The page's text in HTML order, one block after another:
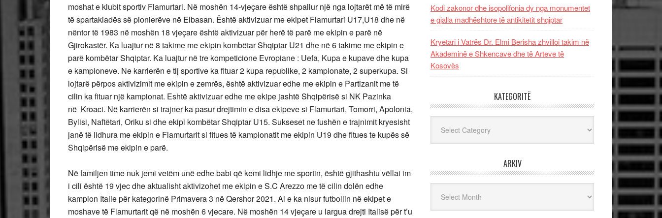
moshat e klubit sportiv Flamurtari. Në moshën 14-vjeçare është shpallur një nga lojtarët më të mirë
të spartakiadës së pionierëve në Elbasan. Është aktivizuar me ekipet Flamurtari U17,U18 dhe në
nëntor të 1983 në moshën 18 vjeçare është aktivizuar për herë të parë me ekipin e parë në
Gjirokastër. Ka luajtur në 8 takime me ekipin kombëtar Shqiptar U21 dhe në 6 takime me ekipin e
parë kombëtar Shqiptar. Ka luajtur në tre kompeticione Evropiane : Uefa, Kupa e kupave dhe kupa
e kampioneve. Ne karrierën e tij sportive ka fituar 2 kupa republike, 2 kampionate, 2 superkupa. Si
lojtarë përpos aktivizimit me ekipin e zemrës, është aktivizuar edhe me ekipin e Partizanit me të
cilin ka fituar një kampionat. Eshtë aktivizuar edhe me ekipe jashtë Shqipërisë si NK Pazinka
në Kroaci. Në karrierën si trajner ka pasur drejtimin e disa ekipeve si Flamurtari, Tomorri, Apolonia,
Bylisi, Naftëtari, Oriku si dhe ekipi kombëtar Shqiptar U15. Sukseset ne fushën e trajnimit kryesisht
janë të lidhura me ekipin e Flamurtarit si fitues të kampionatit me ekipin U19 dhe fitues te kupës së
Shqipërisë me ekipin e parë.
Në familjen time nuk jemi vetëm unë edhe babi që kemi lidhje me sportin, është gjithashtu vëllai im
i cili është 19 vjec dhe aktualisht aktivizohet me ekipin e S.C Arezzo me të cilin dolën edhe
kampion Italie për kategorinë Primavera 3 në Qershor 2021. Ai e ka nisur futbollin në ekipet e
moshave të Flamurtarit që në moshën 6 vjecare. Në moshën 14 vjeçare u largua drejti Italisë për t’u
Kodi zakonor dhe isopolifonia dy nga monumentet
e gjalla madhështore të antikitetit shqiptar
Kryetari i Vatrës Dr. Elmi Berisha zhvilloi takim në
Akademinë e Shkencave dhe të Arteve të
Kosovës
KATEGORITË
ARKIV